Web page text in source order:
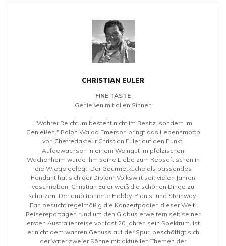
CHRISTIAN EULER
FINE TASTE
Genießen mit allen Sinnen
"Wahrer Reichtum besteht nicht im Besitz, sondern im
Genießen." Ralph Waldo Emerson bringt das Lebensmotto
von Chefredakteur Christian Euler auf den Punkt.
Aufgewachsen in einem Weingut im pfälzischen
Wachenheim wurde ihm seine Liebe zum Rebsaft schon in
die Wiege gelegt. Der Gourmetküche als passendes
Pendant hat sich der Diplom-Volkswirt seit vielen Jahren
veschrieben. Christian Euler weiß die schönen Dinge zu
schätzen. Der ambitionierte Hobby-Pianist und Steinway-
Fan besucht regelmäßig die Konzertpodien dieser Welt.
Reisereportagen rund um den Globus erweitern seit seiner
ersten Australienreise vor fast 20 Jahren sein Spektrum. Ist
er nicht dem wahren Genuss auf der Spur, beschäftigt sich
der Vater zweier Söhne mit aktuellen Themen der